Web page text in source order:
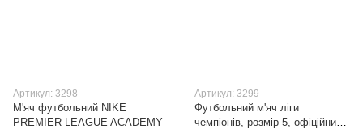
Артикул: 3298
М'яч футбольний NIKE
PREMIER LEAGUE ACADEMY
Артикул: 3299
Футбольний м'яч ліги
чемпіонів, розмір 5, офіційний,